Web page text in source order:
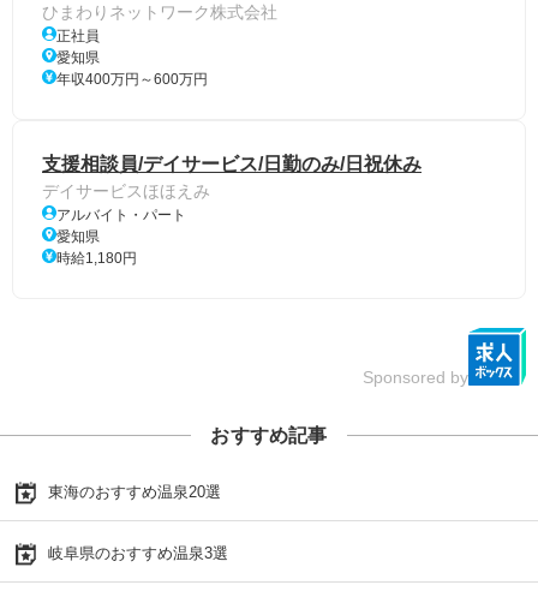
ひまわりネットワーク株式会社
正社員
愛知県
年収400万円～600万円
支援相談員/デイサービス/日勤のみ/日祝休み
デイサービスほほえみ
アルバイト・パート
愛知県
時給1,180円
Sponsored by
おすすめ記事
東海のおすすめ温泉20選
岐阜県のおすすめ温泉3選